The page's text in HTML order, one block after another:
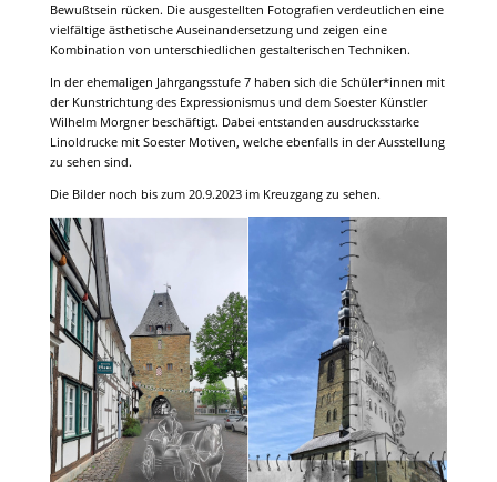
Bewußtsein rücken. Die ausgestellten Fotografien verdeutlichen eine
vielfältige ästhetische Auseinandersetzung und zeigen eine
Kombination von unterschiedlichen gestalterischen Techniken.
In der ehemaligen Jahrgangsstufe 7 haben sich die Schüler*innen mit
der Kunstrichtung des Expressionismus und dem Soester Künstler
Wilhelm Morgner beschäftigt. Dabei entstanden ausdrucksstarke
Linoldrucke mit Soester Motiven, welche ebenfalls in der Ausstellung
zu sehen sind.
Die Bilder noch bis zum 20.9.2023 im Kreuzgang zu sehen.